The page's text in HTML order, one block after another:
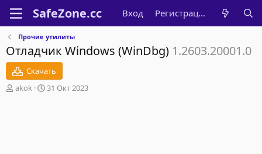
Вход Регистрация
Прочие утилиты
Отладчик Windows (WinDbg) 1.2603.20001.0
Скачать
А
akok
Д
31 Окт 2023